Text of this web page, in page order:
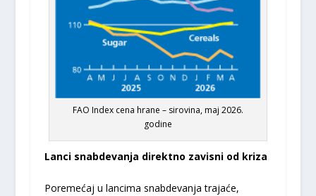
FAO Index cena hrane – sirovina, maj 2026.
godine
Lanci snabdevanja direktno zavisni od kriza
Poremećaj u lancima snabdevanja trajaće,